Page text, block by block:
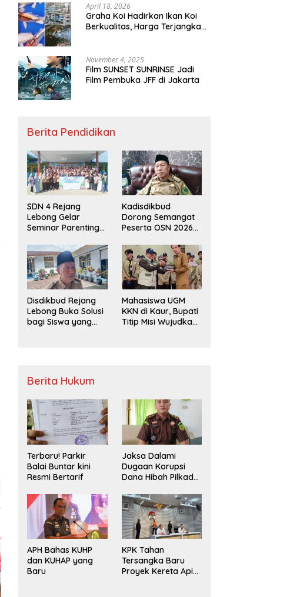
April 18, 2026
Graha Koi Hadirkan Ikan Koi
Berkualitas, Harga Terjangkau
November 4, 2025
Film SUNSET SUNRINSE Jadi
Film Pembuka JFF di Jakarta
Berita Pendidikan
SDN 4 Rejang
Lebong Gelar
Seminar Parenting
Bullying,
Kadisdikbud: Patut
Jadi Contoh
Kadisdikbud
Dorong Semangat
Peserta OSN 2026
Disdikbud Rejang
Lebong Buka Solusi
bagi Siswa yang
Mahasiswa UGM
KKN di Kaur, Bupati
Titip Misi Wujudkan
Berita Hukum
Terbaru! Parkir
Balai Buntar kini
Resmi Bertarif
Jaksa Dalami
Dugaan Korupsi
Dana Hibah Pilkada
Kaur
APH Bahas KUHP
dan KUHAP yang
Baru
KPK Tahan
Tersangka Baru
Proyek Kereta Api